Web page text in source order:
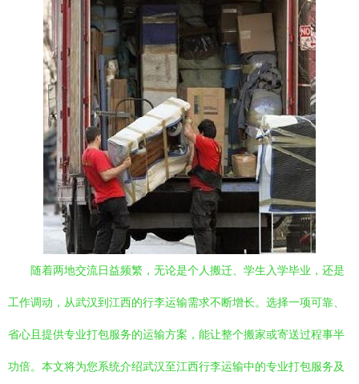
随着两地交流日益频繁，无论是个人搬迁、学生入学毕业，还是
工作调动，从武汉到江西的行李运输需求不断增长。选择一项可靠、
省心且提供专业打包服务的运输方案，能让整个搬家或寄送过程事半
功倍。本文将为您系统介绍武汉至江西行李运输中的专业打包服务及